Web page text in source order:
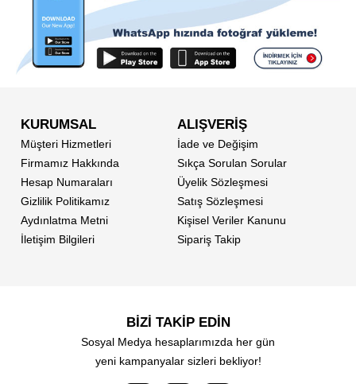
KURUMSAL
Müşteri Hizmetleri
Firmamız Hakkında
Hesap Numaraları
Gizlilik Politikamız
Aydınlatma Metni
İletişim Bilgileri
ALIŞVERİŞ
İade ve Değişim
Sıkça Sorulan Sorular
Üyelik Sözleşmesi
Satış Sözleşmesi
Kişisel Veriler Kanunu
Sipariş Takip
BİZİ TAKİP EDİN
Sosyal Medya hesaplarımızda her gün
yeni kampanyalar sizleri bekliyor!